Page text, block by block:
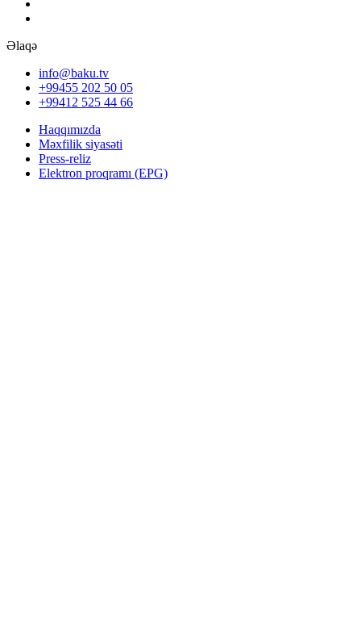
Əlaqə
info@baku.tv
+99455 202 50 05
+99412 525 44 66
Haqqımızda
Məxfilik siyasəti
Press-reliz
Elektron proqramı (EPG)